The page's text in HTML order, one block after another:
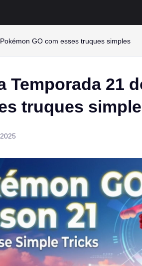
GO com esses truques simples
Temporada 21
truques